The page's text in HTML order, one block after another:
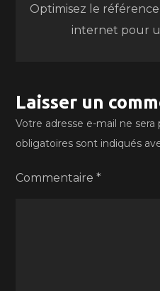
l’article
Optimisez le
internet pour
Laisser un
Votre adresse e-mail ne sera
obligatoires sont indiqués
Commentaire*